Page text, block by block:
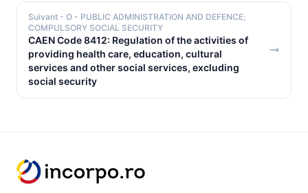
Suivant - O - PUBLIC ADMINISTRATION AND DEFENCE;
COMPULSORY SOCIAL SECURITY
CAEN Code 8412: Regulation of the activities of
providing health care, education, cultural
services and other social services, excluding
social security